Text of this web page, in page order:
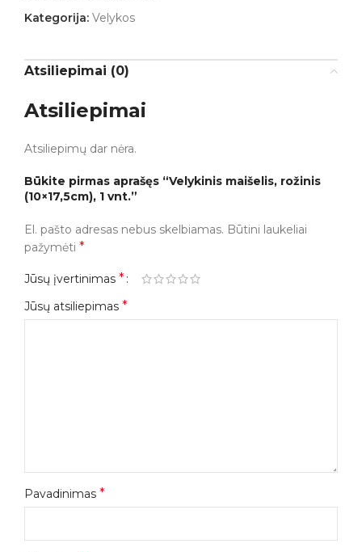
Kategorija: Velykos
Atsiliepimai (0)
Atsiliepimai
Atsiliepimų dar nėra.
Būkite pirmas aprašęs “Velykinis maišelis, rožinis
(10×17,5cm), 1 vnt.”
El. pašto adresas nebus skelbiamas. Būtini laukeliai
pažymėti *
Jūsų įvertinimas *
Jūsų atsiliepimas *
Pavadinimas *